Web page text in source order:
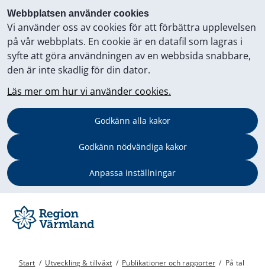
Webbplatsen använder cookies
Vi använder oss av cookies för att förbättra upplevelsen
på vår webbplats. En cookie är en datafil som lagras i
syfte att göra användningen av en webbsida snabbare,
den är inte skadlig för din dator.
Läs mer om hur vi använder cookies.
Godkänn alla kakor
Godkänn nödvändiga kakor
Anpassa inställningar
Start / Utveckling & tillväxt / Publikationer och rapporter / På tal